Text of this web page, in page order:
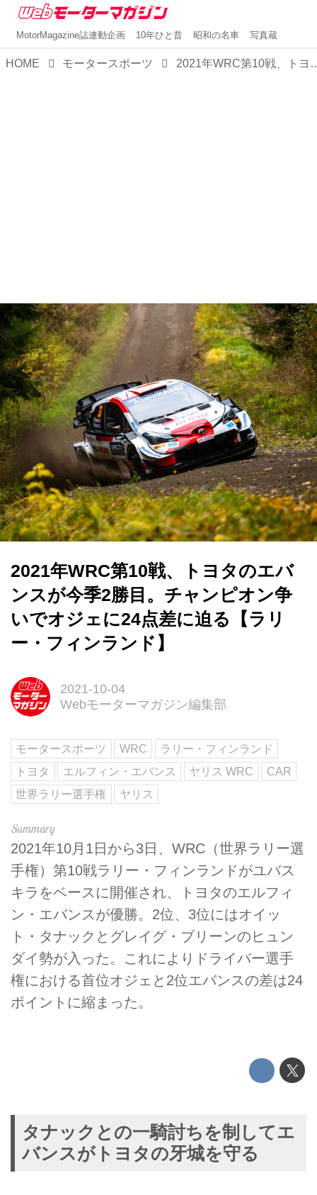
MotorMagazine誌連動企画 10年ひと昔 昭和の名車 写真蔵
HOME モータースポーツ 2021年WRC第10戦、トヨタのエバンスが今季2
2021年WRC第10戦、トヨタのエバ
ンスが今季2勝目。チャンピオン争
いでオジェに24点差に迫る【ラリ
ー・フィンランド】
2021-10-04
Webモーターマガジン編集部
モータースポーツ WRC
ラリー・フィンランド
トヨタ
エルフィン・エバンス ヤリス WRC
CAR
世界ラリー選手権
ヤリス
2021年10月1日から3日、WRC（世界ラリー選
手権）第10戦ラリー・フィンランドがユバス
キラをベースに開催され、トヨタのエルフィ
ン・エバンスが優勝。2位、3位にはオイッ
ト・タナックとグレイグ・ブリーンのヒュン
ダイ勢が入った。これによりドライバー選手
権における首位オジェと2位エバンスの差は24
ポイントに縮まった。
タナックとの一騎討ちを制してエ
バンスがトヨタの牙城を守る